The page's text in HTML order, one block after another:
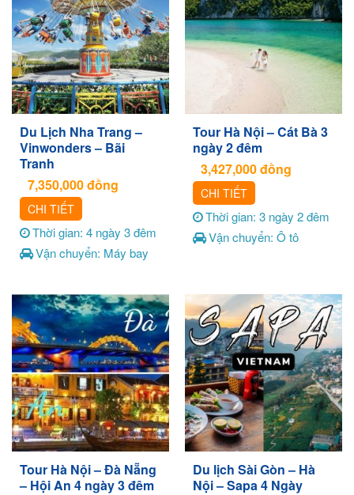
Du Lịch Nha Trang –
Vinwonders – Bãi
Tranh
7,350,000đồng
CHI TIẾT
Thời gian: 4 ngày 3 đêm
Vận chuyển: Máy bay
Tour Hà Nội – Cát Bà 3
ngày 2 đêm
3,427,000đồng
CHI TIẾT
Thời gian: 3 ngày 2 đêm
Vận chuyển: Ô tô
Tour Hà Nội – Đà Nẵng
– Hội An 4 ngày 3 đêm
Du lịch Sài Gòn – Hà
Nội – Sapa 4 Ngày